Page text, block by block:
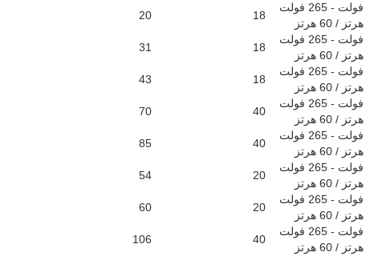
18
20
18
31
18
43
40
70
40
85
20
54
20
60
40
106